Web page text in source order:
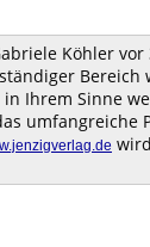
Köhler
Bereich
Ihrem Sinne
umfangreiche
wird